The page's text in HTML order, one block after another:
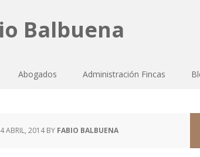
Balbuena
Abogados Administración Fincas
ABRIL, 2014BY FABIO BALBUENA